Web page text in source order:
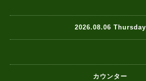
2026.08.06 Thursday
カウンター